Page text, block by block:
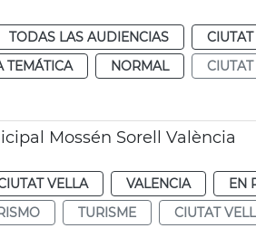
TODAS LAS AUDIENCIAS
TEMÁTICA NORMAL
Mossén Sorell València
VELLA VALENCIA
EN
TURISME
CIUTAT